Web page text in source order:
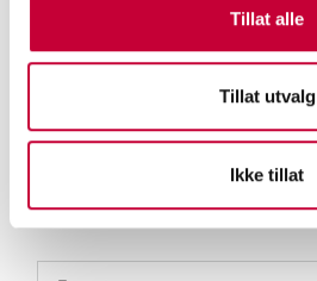
Tillat alle
Tillat utvalg
Ikke tillat